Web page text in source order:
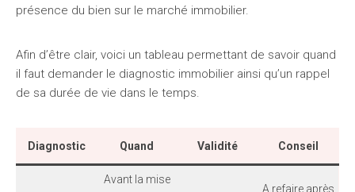
présence du bien sur le marché immobilier.
Afin d’être clair, voici un tableau permettant de savoir quand
il faut demander le diagnostic immobilier ainsi qu’un rappel
de sa durée de vie dans le temps.
Diagnostic Quand Validité Conseil
Avant la mise
A refaire après